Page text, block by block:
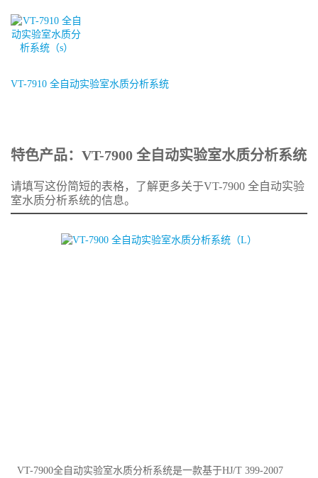
VT-7910 全自动实验室水质分析系统
特色产品：VT-7900 全自动实验室水质分析系统
请填写这份简短的表格，了解更多关于VT-7900 全自动实验
室水质分析系统的信息。
VT-7900全自动实验室水质分析系统是一款基于HJ/T 399-2007